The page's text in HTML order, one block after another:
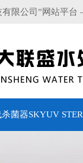
限公司”网站平
菌器SKYUV